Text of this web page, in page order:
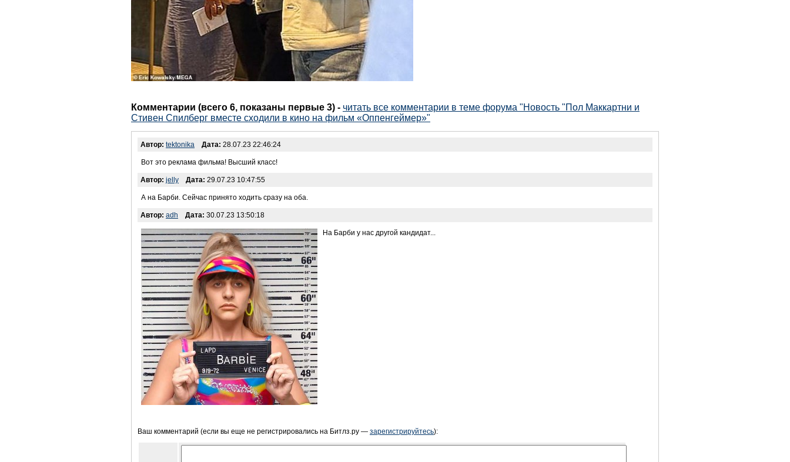
Комментарии (всего 6, показаны первые 3) - читать все комментарии в теме форума "Новость "Пол Маккартни и
Стивен Спилберг вместе сходили в кино на фильм «Оппенгеймер»"
Автор: tektonika Дата: 28.07.23 22:46:24
Вот это реклама фильма! Высший класс!
Автор: jelly Дата: 29.07.23 10:47:55
А на Барби. Сейчас принято ходить сразу на оба.
Автор: adh Дата: 30.07.23 13:50:18
На Барби у нас другой кандидат...
Ваш комментарий (если вы еще не регистрировались на Битлз.ру — зарегистрируйтесь):